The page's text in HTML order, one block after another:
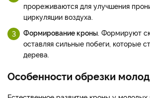
прореживаются для улучшения
циркуляции воздуха.
Формирование кроны . Формируют
оставляя сильные побеги, которые
дерева.
Особенности обрезки